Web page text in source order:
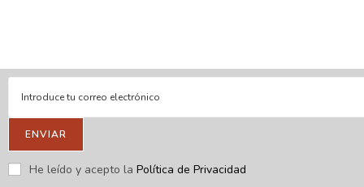
ENVIAR
He leído y acepto la Política de Privacidad